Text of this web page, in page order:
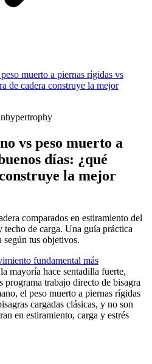
muerto a piernas rígidas vs
de cadera construye la mejor
hypertrophy
vs peso muerto a
días: ¿qué
la mejor
comparados en estiramiento del
de carga. Una guía práctica
según tus objetivos.
fundamental más
mayoría hace sentadilla fuerte,
programa trabajo directo de bisagra
el peso muerto a piernas rígidas
cargadas clásicas, y no son
en estiramiento, carga y estrés